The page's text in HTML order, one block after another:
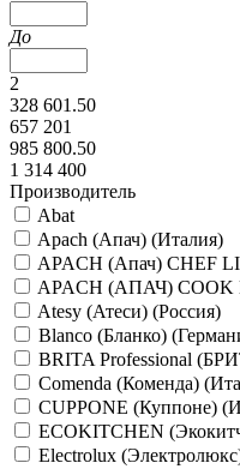
До
2
328 601.50
657 201
985 800.50
1 314 400
Производитель
Abat
Apach (Апач) (Италия)
APACH (Апач) CHEF
APACH (АПАЧ) COOK
Atesy (Атеси) (Россия)
Blanco (Бланко)
BRITA Professional
Comenda (Коменда)
CUPPONE (Куппоне)
ECOKITCHEN
Electrolux